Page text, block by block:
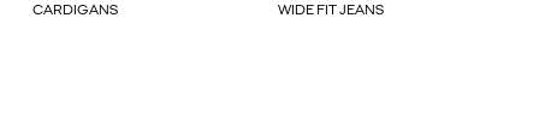
CARDIGANS WIDE FIT JEANS